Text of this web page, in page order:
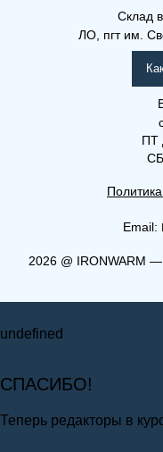
(К) 11-900-
Компакт
Склад
ЛО, пгт им.
ПТ
Email:
2026@ IRONWARM —
undefined
СПАСИБО!
Теперь редакторы в